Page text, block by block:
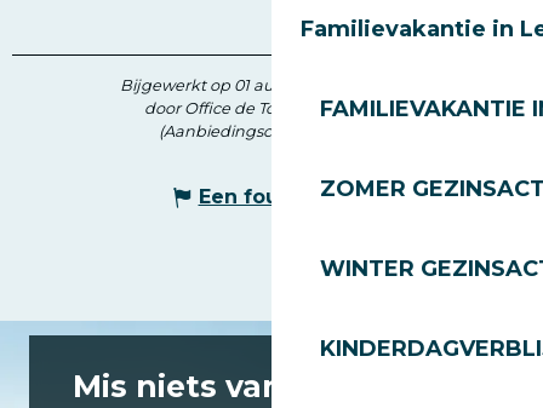
Familievakantie in
FAMILIEVAKANTIE
ZOMER
WINTER
Bijgewerkt op 01 augustus 2026 in 10:19
door Office de Tourisme des Gets
(Aanbiedingscode :
Een fout melden
Mis niets van het laatste